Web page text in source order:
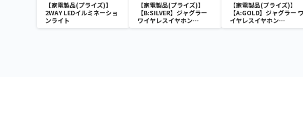
【家電製品(プライズ)】
2WAY LEDイルミネーショ
ンライト
【家電製品(プライズ)】
【B:SILVER】ジャグラー
ワイヤレスイヤホン
2(GOLD&SILVER)
【家電製品(プライズ)】
【A:GOLD】ジャグラー ワ
イヤレスイヤホン
2(GOLD&SILVER)